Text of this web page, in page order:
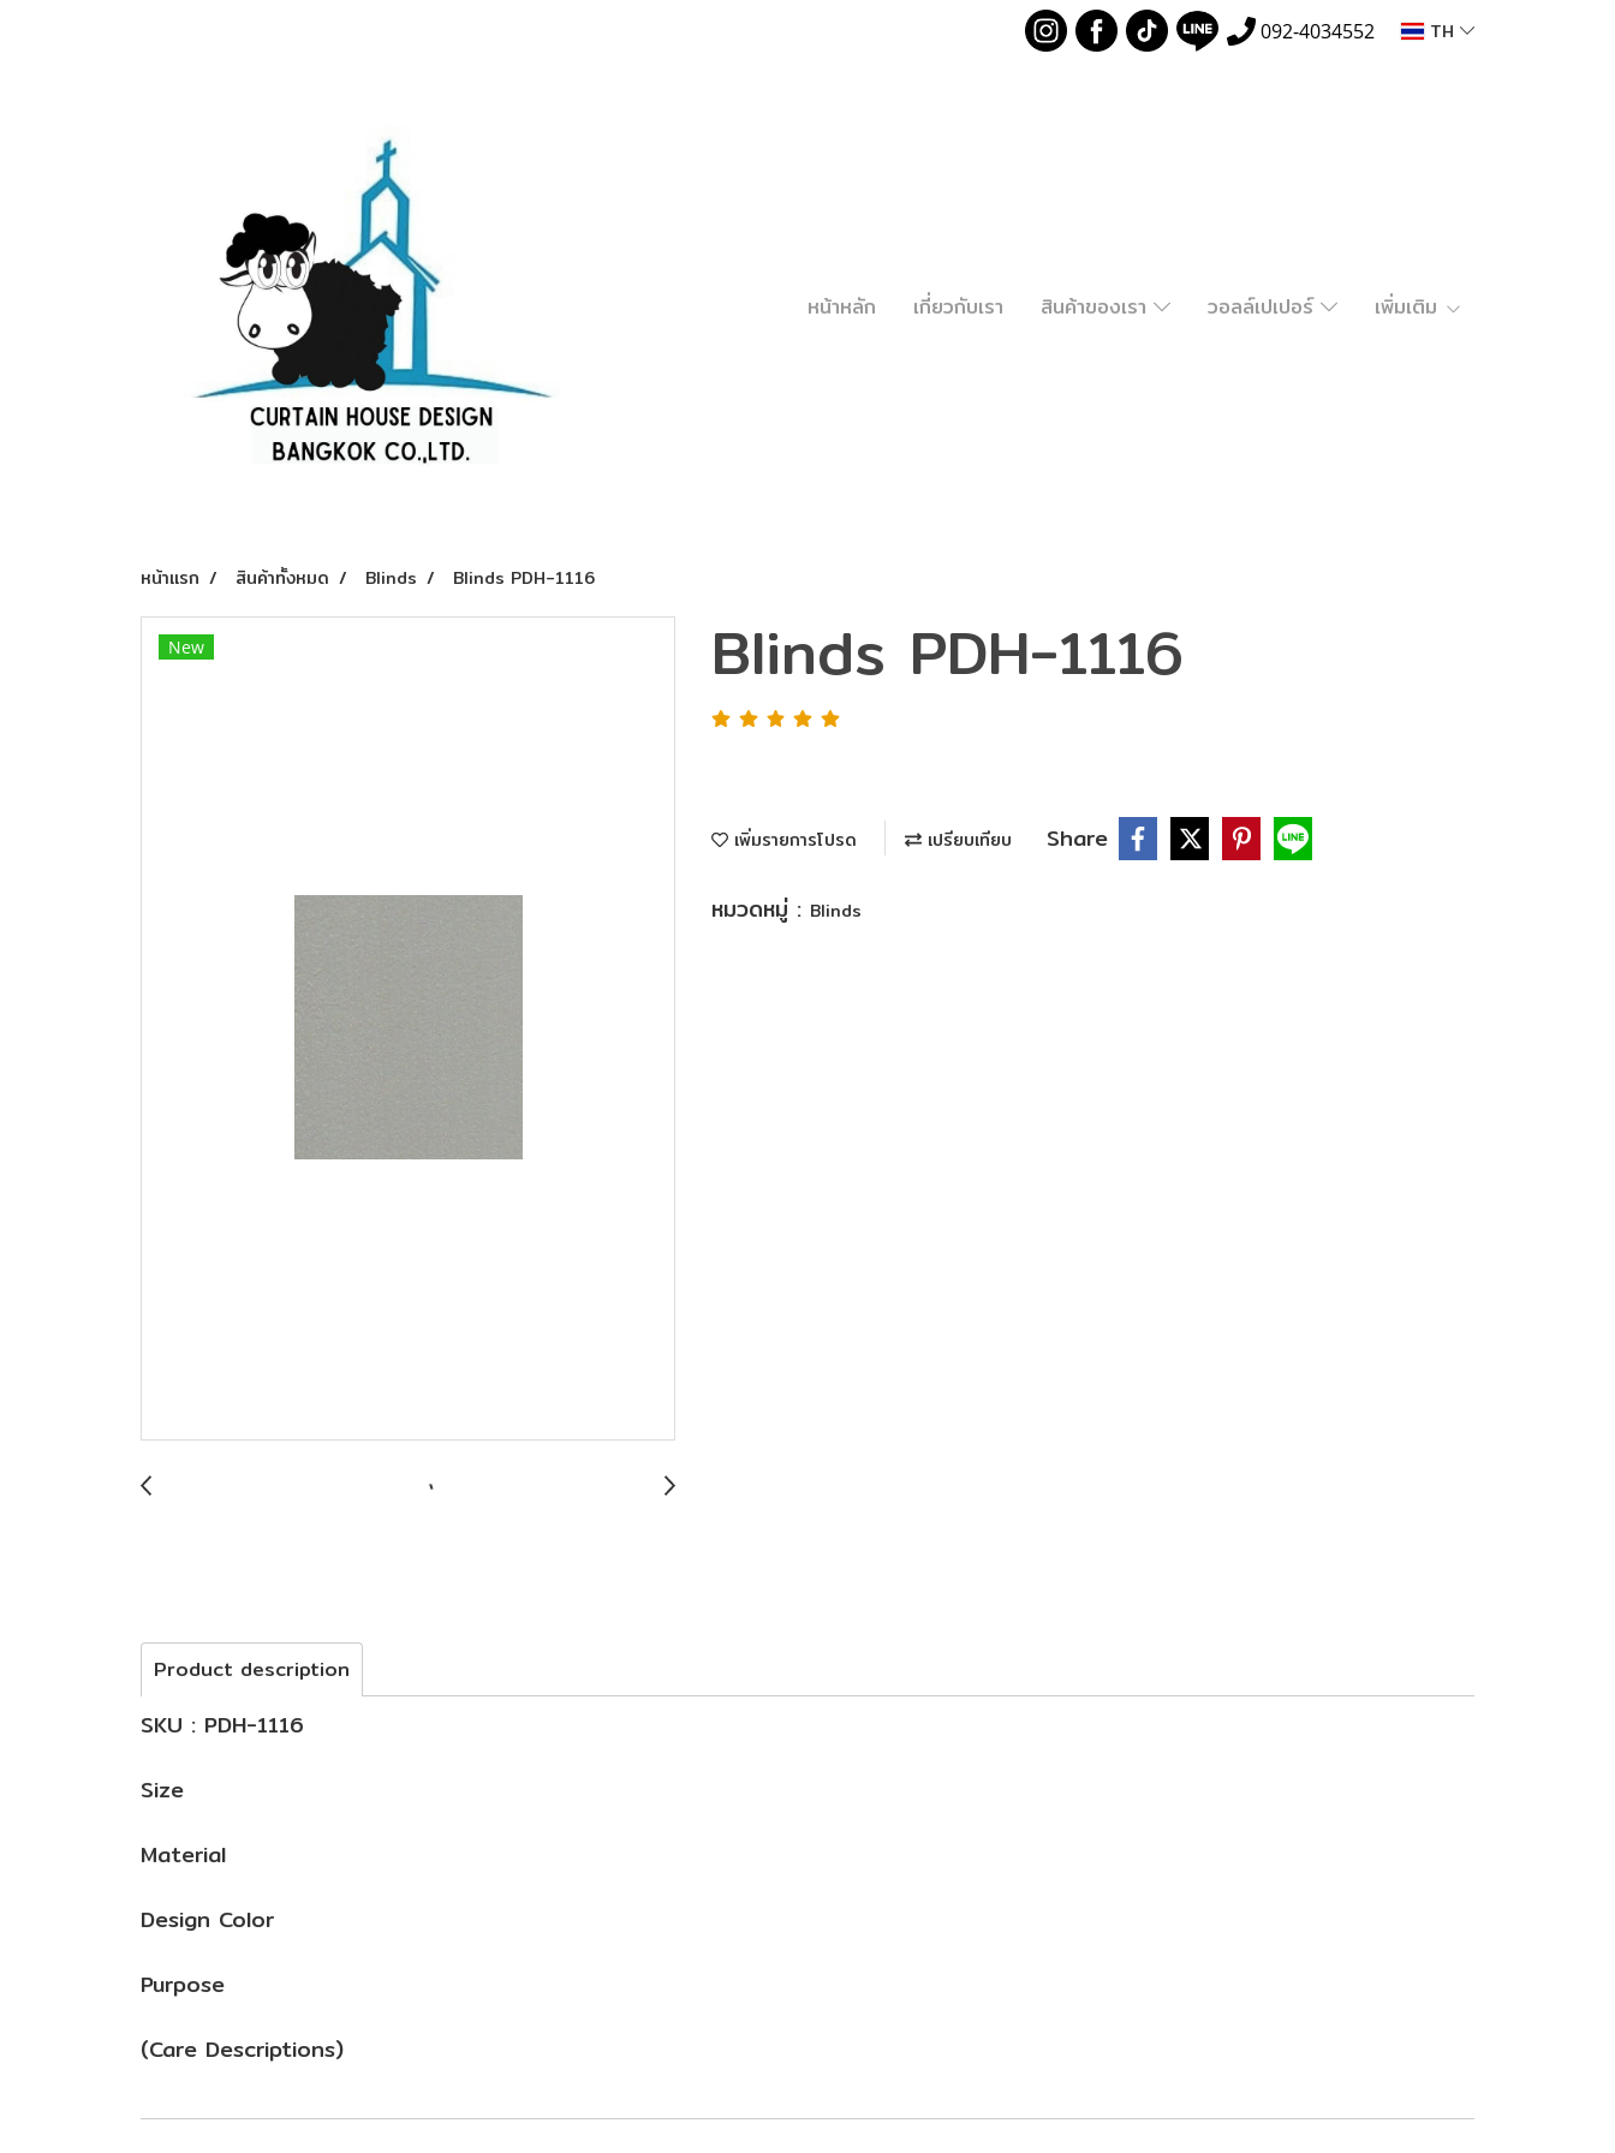
092-4034552 TH
หน้าหลัก เกี่ยวกับเรา สินค้าของเรา วอลล์เปเปอร์ เพิ่มเติม
หน้าแรก สินค้าทั้งหมด Blinds Blinds PDH-1116
New Blinds PDH-1116
เพิ่มรายการโปรด เปรียบเทียบ Share
หมวดหมู่ : Blinds
Product description
SKU : PDH-1116
Size
Material
Design Color
Purpose
(Care Descriptions)